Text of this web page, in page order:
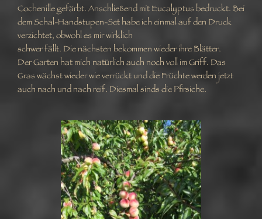
Cochenille gefärbt. Anschließend mit Eucalyptus bedruckt. Bei
dem Schal-Handstupen-Set habe ich einmal auf den Druck
verzichtet, obwohl es mir wirklich
schwer fällt. Die nächsten bekommen wieder ihre Blätter.
Der Garten hat mich natürlich auch noch voll im Griff. Das
Gras wächst wieder wie verrückt und die Früchte werden jetzt
auch nach und nach reif. Diesmal sinds die Pfirsiche.